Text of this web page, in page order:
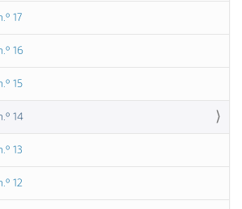
17
16
15
14
13
12